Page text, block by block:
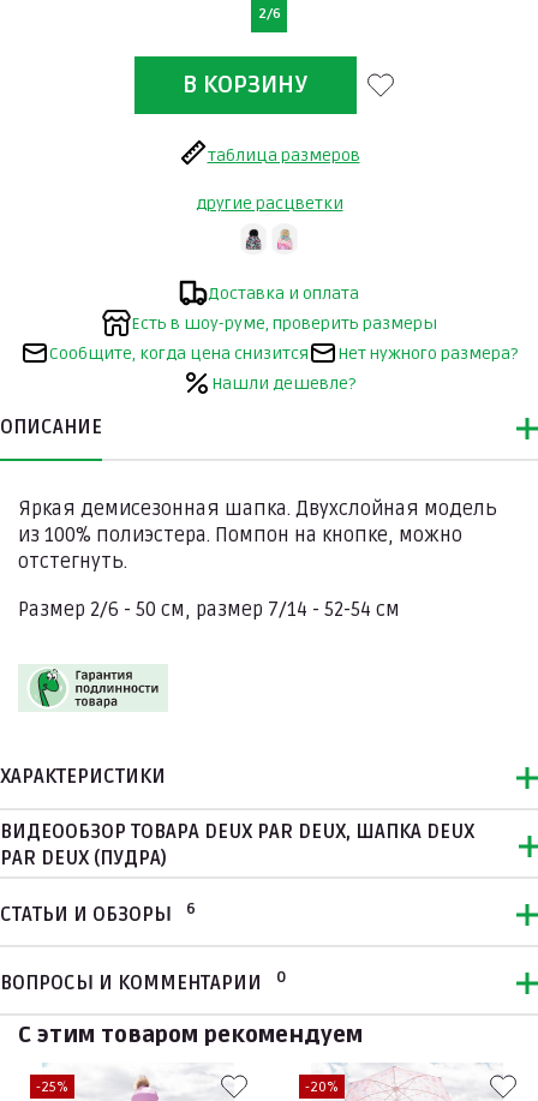
2/6
таблица размеров
другие расцветки
Доставка и оплата
Есть в шоу-руме, проверить размеры
Сообщите, когда цена снизится
Нет нужного размера?
Нашли дешевле?
ОПИСАНИЕ
Яркая демисезонная шапка. Двухслойная модель
из 100% полиэстера. Помпон на кнопке, можно
отстегнуть.
Размер 2/6 - 50 см, размер 7/14 - 52-54 см
ХАРАКТЕРИСТИКИ
ВИДЕООБЗОР ТОВАРА DEUX PAR DEUX, ШАПКА DEUX
PAR DEUX (ПУДРА)
СТАТЬИ И ОБЗОРЫ 6
ВОПРОСЫ И КОММЕНТАРИИ 0
С этим товаром рекомендуем
-25% -20%